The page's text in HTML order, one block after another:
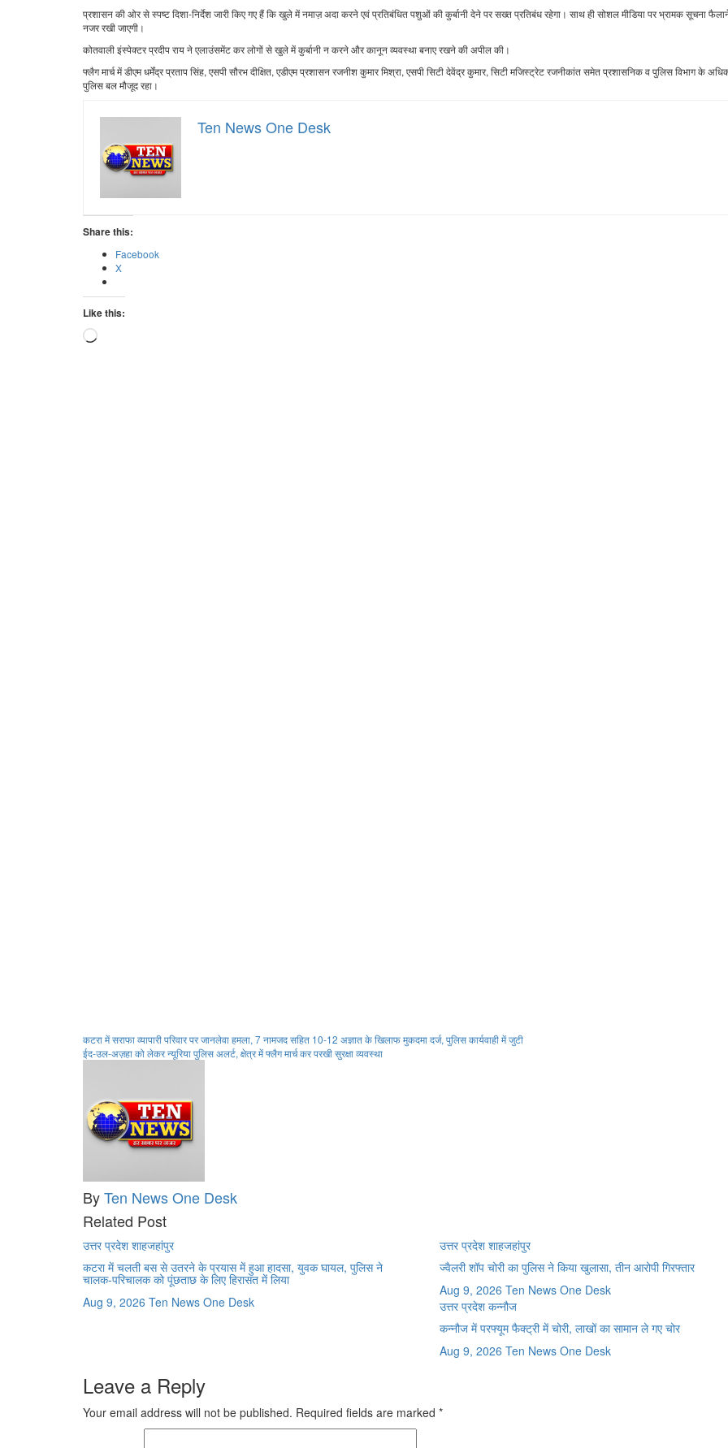
प्रशासन की ओर से स्पष्ट दिशा-निर्देश जारी किए गए हैं कि खुले में नमाज़ अदा करने एवं प्रतिबंधित पशुओं की कुर्बानी देने पर सख्त प्रतिबंध रहेगा। साथ ही सोशल मीडिया पर भ्रामक सूचना
नजर रखी जाएगी।
कोतवाली इंस्पेक्टर प्रदीप राय ने एलाउंसमेंट कर लोगों से खुले में कुर्बानी न करने और कानून व्यवस्था बनाए रखने की अपील की।
फ्लैग मार्च में डीएम धर्मेंद्र प्रताप सिंह, एसपी सौरभ दीक्षित, एडीएम प्रशासन रजनीश कुमार मिश्रा, एसपी सिटी देवेंद्र कुमार, सिटी मजिस्ट्रेट रजनीकांत समेत प्रशासनिक व पुलिस विभाग के
पुलिस बल मौजूद रहा।
Ten News One Desk
Share this:
Facebook
X
Like this:
Loading…
Post
navigation
कटरा में सराफा व्यापारी परिवार पर जानलेवा हमला, 7 नामजद सहित 10-12 अज्ञात के खिलाफ मुकदमा दर्ज, पुलिस कार्यवाही में जुटी
ईद-उल-अज़हा को लेकर न्यूरिया पुलिस अलर्ट, क्षेत्र में फ्लैग मार्च कर परखी सुरक्षा व्यवस्था
ByTen News One Desk
Related Post
उत्तर प्रदेश शाहजहांपुर
कटरा में चलती बस से उतरने के प्रयास में हुआ हादसा, युवक घायल, पुलिस ने
चालक-परिचालक को पूंछताछ के लिए हिरासत में लिया
Aug 9, 2026 Ten News One Desk
उत्तर प्रदेश शाहजहांपुर
ज्वैलरी शॉप चोरी का पुलिस ने किया खुलासा, तीन आरोपी गिरफ्तार
Aug 9, 2026 Ten News One Desk
उत्तर प्रदेश कन्नौज
कन्नौज में परफ्यूम फैक्ट्री में चोरी, लाखों का सामान ले गए चोर
Aug 9, 2026 Ten News One Desk
Leave a Reply
Your email address will not be published. Required fields are marked *